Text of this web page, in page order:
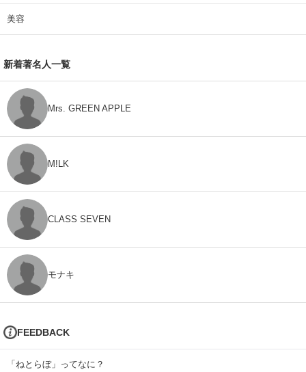
美容
新着著名人一覧
Mrs. GREEN APPLE
M!LK
CLASS SEVEN
モナキ
FEEDBACK
「ねとらぼ」ってなに？